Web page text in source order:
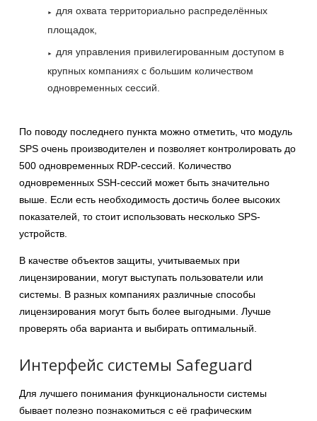
для охвата территориально распределённых
площадок,
для управления привилегированным доступом в
крупных компаниях с большим количеством
одновременных сессий.
По поводу последнего пункта можно отметить, что модуль
SPS очень производителен и позволяет контролировать до
500 одновременных RDP-сессий. Количество
одновременных SSH-сессий может быть значительно
выше. Если есть необходимость достичь более высоких
показателей, то стоит использовать несколько SPS-
устройств.
В качестве объектов защиты, учитываемых при
лицензировании, могут выступать пользователи или
системы. В разных компаниях различные способы
лицензирования могут быть более выгодными. Лучше
проверять оба варианта и выбирать оптимальный.
Интерфейс системы Safeguard
Для лучшего понимания функциональности системы
бывает полезно познакомиться с её графическим